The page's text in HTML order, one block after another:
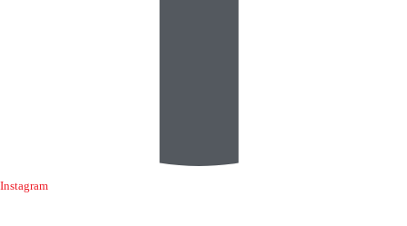
Instagram